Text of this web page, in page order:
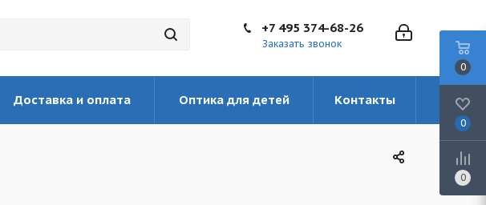
+7 495 374-68-26
Заказать звонок
Доставка и оплата Оптика для детей Контакты
0
0
0